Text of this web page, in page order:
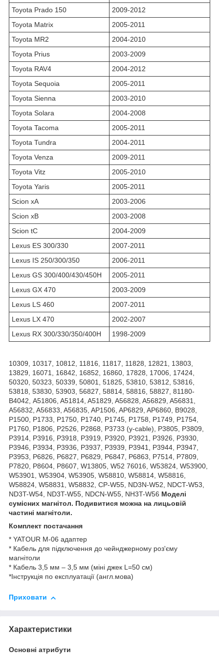
Toyota Prado 150
2009-2012
Toyota Matrix
2005-2011
Toyota MR2
2004-2010
Toyota Prius
2003-2009
Toyota RAV4
2004-2012
Toyota Sequoia
2005-2011
Toyota Sienna
2003-2010
Toyota Solara
2004-2008
Toyota Tacoma
2005-2011
Toyota Tundra
2004-2011
Toyota Venza
2009-2011
Toyota Vitz
2005-2010
Toyota Yaris
2005-2011
Scion xA
2003-2006
Scion xB
2003-2008
Scion tC
2004-2009
Lexus ES 300/330
2007-2011
Lexus IS 250/300/350
2006-2011
Lexus GS 300/400/430/450H
2005-2011
Lexus GX 470
2003-2009
Lexus LS 460
2007-2011
Lexus LX 470
2002-2007
Lexus RX 300/330/350/400H
1998-2009
10309, 10317, 10812, 11816, 11817, 11828, 12821, 13803,
13829, 16071, 16842, 16852, 16860, 17828, 17006, 17424,
50320, 50323, 50339, 50801, 51825, 53810, 53812, 53816,
53818, 53830, 53903, 56827, 58814, 58816, 58827, 81180-
В4042, A51806, A51814, A51829, A56828, A56829, A56831,
A56832, A56833, A56835, AP1506, AP6829, AP6860, B9028,
P1500, P1733, P1750, P1740, P1745, P1758, P1749, P1754,
P1760, P1806, P2526, P2868, P3733 (y-cable), P3805, P3809,
P3914, P3916, P3918, P3919, P3920, P3921, P3926, P3930,
P3946, P3934, P3936, P3937, P3939, P3941, P3944, P3947,
P3953, P6826, P6827, P6829, P6847, P6863, P7514, P7809,
P7820, P8604, P8607, W13805, W52 76016, W53824, W53900,
W53901, W53904, W53905, W58810, W58814, W58816,
W58824, W58831, W58832, CP-W55, ND3N-W52, NDCT-W53,
ND3T-W54, ND3T-W55, NDCN-W55, NH3T-W56 Моделі
сумісних магнітол. Подивитися можна на лицьовій
частині магнітоли.
Комплект постачання
* YATOUR M-06 адаптер
* Кабель для підключення до чейнджерному роз'єму
магнітоли
* Кабель 3,5 мм – 3,5 мм (міні джек L=50 см)
*Інструкція по експлуатації (англ.мова)
Приховати
Характеристики
Основні атрибути